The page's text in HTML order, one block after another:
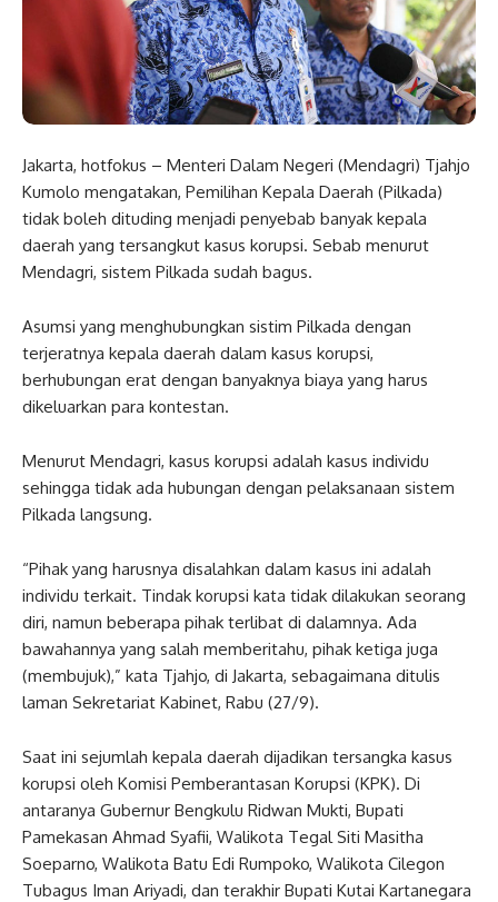
Jakarta, hotfokus – Menteri Dalam Negeri (Mendagri) Tjahjo
Kumolo mengatakan, Pemilihan Kepala Daerah (Pilkada)
tidak boleh dituding menjadi penyebab banyak kepala
daerah yang tersangkut kasus korupsi. Sebab menurut
Mendagri, sistem Pilkada sudah bagus.
Asumsi yang menghubungkan sistim Pilkada dengan
terjeratnya kepala daerah dalam kasus korupsi,
berhubungan erat dengan banyaknya biaya yang harus
dikeluarkan para kontestan.
Menurut Mendagri, kasus korupsi adalah kasus individu
sehingga tidak ada hubungan dengan pelaksanaan sistem
Pilkada langsung.
“Pihak yang harusnya disalahkan dalam kasus ini adalah
individu terkait. Tindak korupsi kata tidak dilakukan seorang
diri, namun beberapa pihak terlibat di dalamnya. Ada
bawahannya yang salah memberitahu, pihak ketiga juga
(membujuk),” kata Tjahjo, di Jakarta, sebagaimana ditulis
laman Sekretariat Kabinet, Rabu (27/9).
Saat ini sejumlah kepala daerah dijadikan tersangka kasus
korupsi oleh Komisi Pemberantasan Korupsi (KPK). Di
antaranya Gubernur Bengkulu Ridwan Mukti, Bupati
Pamekasan Ahmad Syafii, Walikota Tegal Siti Masitha
Soeparno, Walikota Batu Edi Rumpoko, Walikota Cilegon
Tubagus Iman Ariyadi, dan terakhir Bupati Kutai Kartanegara